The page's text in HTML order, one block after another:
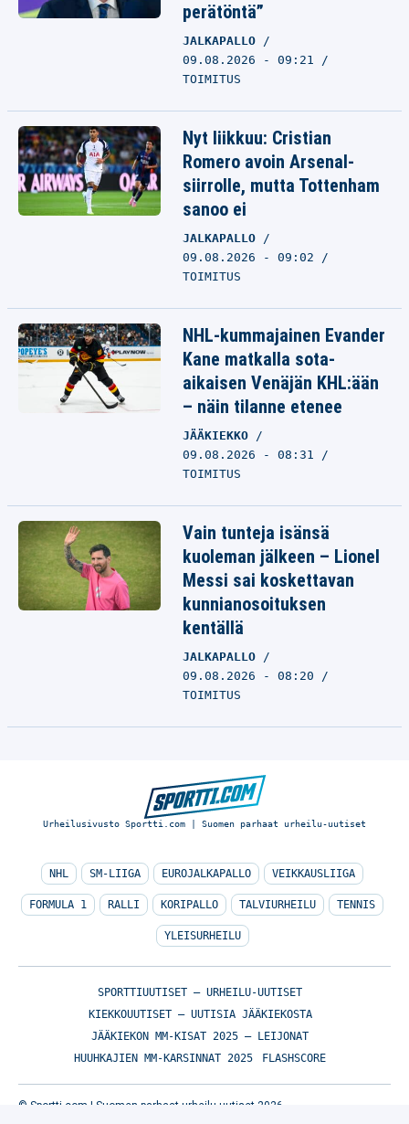
perätöntä”
JALKAPALLO
09.08.2026 - 09:21
TOIMITUS
Nyt liikkuu: Cristian
Romero avoin Arsenal-
siirrolle, mutta Tottenham
sanoo ei
JALKAPALLO
09.08.2026 - 09:02
TOIMITUS
NHL-kummajainen Evander
Kane matkalla sota-
aikaisen Venäjän KHL:ään
– näin tilanne etenee
JÄÄKIEKKO
09.08.2026 - 08:31
TOIMITUS
Vain tunteja isänsä
kuoleman jälkeen – Lionel
Messi sai koskettavan
kunnianosoituksen
kentällä
JALKAPALLO
09.08.2026 - 08:20
TOIMITUS
Urheilusivusto Sportti.com | Suomen parhaat urheilu-uutiset
NHL SM-LIIGA EUROJALKAPALLO VEIKKAUSLIIGA
FORMULA 1 RALLI KORIPALLO TALVIURHEILU TENNIS
YLEISURHEILU
SPORTTIUUTISET – URHEILU-UUTISET
KIEKKOUUTISET – UUTISIA JÄÄKIEKOSTA
JÄÄKIEKON MM-KISAT 2025 – LEIJONAT
HUUHKAJIEN MM-KARSINNAT 2025
FLASHSCORE
© Sportti.com | Suomen parhaat urheilu-uutiset 2026